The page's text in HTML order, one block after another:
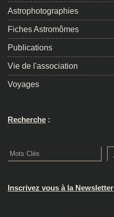
Astrophotographies
Fiches Astromômes
Publications
Vie de l'association
Voyages
Recherche :
Rechercher
Inscrivez vous à la Newsletter